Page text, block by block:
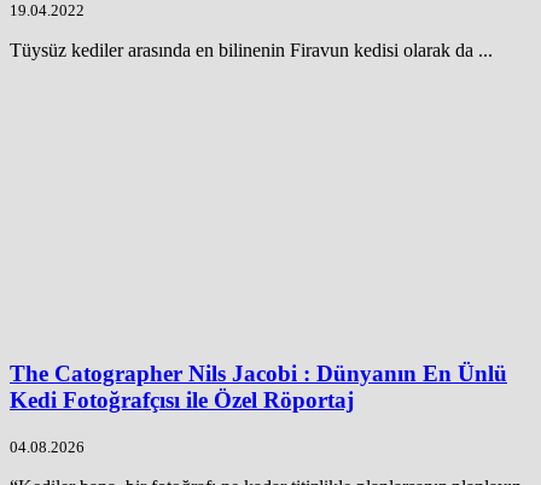
19.04.2022
Tüysüz kediler arasında en bilinenin Firavun kedisi olarak da ...
The Catographer Nils Jacobi : Dünyanın En Ünlü
Kedi Fotoğrafçısı ile Özel Röportaj
04.08.2026